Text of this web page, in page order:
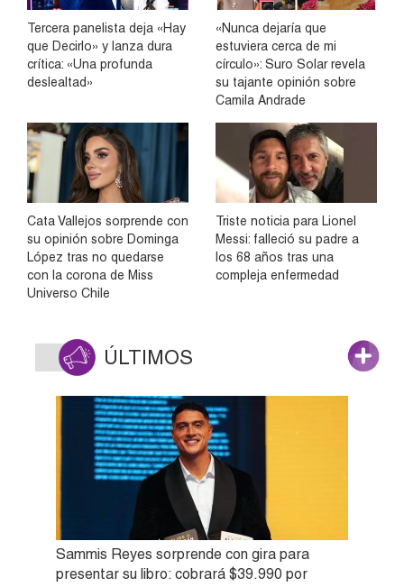
Tercera panelista deja «Hay
que Decirlo» y lanza dura
crítica: «Una profunda
deslealtad»
«Nunca dejaría que
estuviera cerca de mi
círculo»: Suro Solar revela
su tajante opinión sobre
Camila Andrade
Cata Vallejos sorprende con
su opinión sobre Dominga
López tras no quedarse
con la corona de Miss
Universo Chile
Triste noticia para Lionel
Messi: falleció su padre a
los 68 años tras una
compleja enfermedad
ÚLTIMOS
Sammis Reyes sorprende con gira para
presentar su libro: cobrará $39.990 por